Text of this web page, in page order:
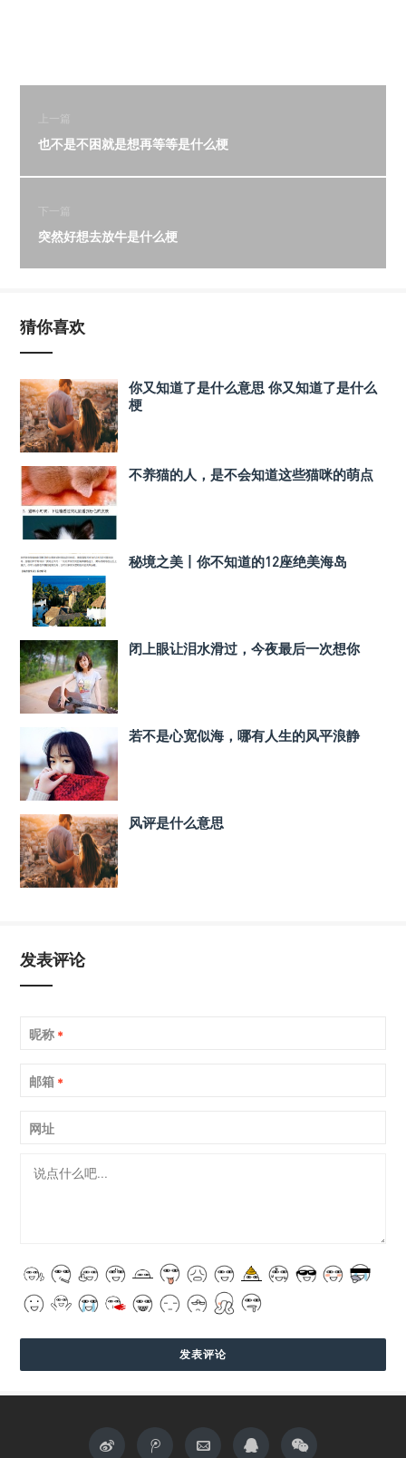
上一篇
也不是不困就是想再等等是什么梗
下一篇
突然好想去放牛是什么梗
猜你喜欢
你又知道了是什么意思 你又知道了是什么
梗
不养猫的人，是不会知道这些猫咪的萌点
秘境之美丨你不知道的12座绝美海岛
闭上眼让泪水滑过，今夜最后一次想你
若不是心宽似海，哪有人生的风平浪静
风评是什么意思
发表评论
昵称 *
邮箱 *
网址